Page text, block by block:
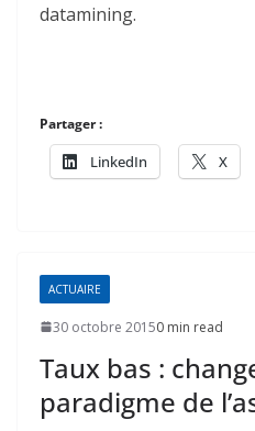
datamining.
Partager :
LinkedIn X
ACTUAIRE
30 octobre 20150 min read
Taux bas :
paradigme de